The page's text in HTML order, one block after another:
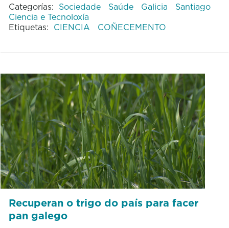
Categorías: Sociedade Saúde Galicia
Santiago
Ciencia e Tecnoloxía
Etiquetas: CIENCIA COÑECEMENTO
Recuperan o trigo do país para facer
pan galego